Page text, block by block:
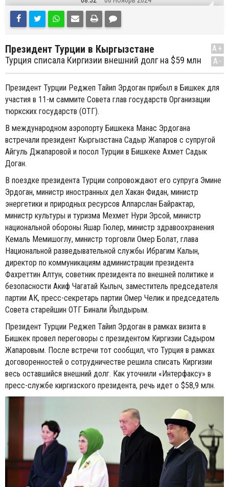
Президент Турции в Кыргызстане
Турция списала Киргизии внешний долг на $59 млн
A+
A-
Президент Турции Реджеп Тайип Эрдоган прибыл в Бишкек для
участия в 11-м саммите Совета глав государств Организации
тюркских государств (ОТГ).
В международном аэропорту Бишкека Манас Эрдогана
встречали президент Кыргызстана Садыр Жапаров с супругой
Айгуль Джапаровой и посол Турции в Бишкеке Ахмет Садык
Доган.
В поездке президента Турции сопровождают его супруга Эмине
Эрдоган, министр иностранных дел Хакан Фидан, министр
энергетики и природных ресурсов Алпарслан Байрактар,
министр культуры и туризма Мехмет Нури Эрсой, министр
национальной обороны Яшар Гюлер, министр здравоохранения
Кемаль Мемишоглу, министр торговли Омер Болат, глава
Национальной разведывательной службы Ибрагим Калын,
директор по коммуникациям администрации президента
Фахреттин Алтун, советник президента по внешней политике и
безопасности Акиф Чагатай Кылыч, заместитель председателя
партии АК, пресс-секретарь партии Омер Челик и председатель
Совета старейшин ОТГ Бинали Йылдырым.
Президент Турции Реджеп Тайип Эрдоган в рамках визита в
Бишкек провел переговоры с президентом Киргизии Садыром
Жапаровым. После встречи тот сообщил, что Турция в рамках
договоренностей о сотрудничестве решила списать Киргизии
весь оставшийся внешний долг. Как уточнили «Интерфаксу» в
пресс-службе киргизского президента, речь идет о $58,9 млн.